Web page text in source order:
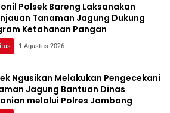
Polsek Bareng Laksanakan
Tanaman Jagung Dukung
Ketahanan Pangan
1 Agustus 2026
Ngusikan Melakukan Pengecekani
Jagung Bantuan Dinas
melalui Polres Jombang